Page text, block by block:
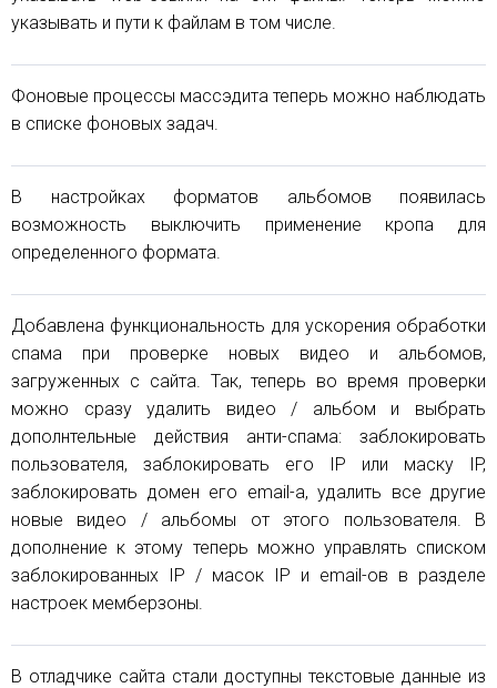
указывать и пути к файлам в том числе.
Фоновые процессы массэдита теперь можно наблюдать
в списке фоновых задач.
В настройках форматов альбомов появилась
возможность выключить применение кропа для
определенного формата.
Добавлена функциональность для ускорения обработки
спама при проверке новых видео и альбомов,
загруженных с сайта. Так, теперь во время проверки
можно сразу удалить видео / альбом и выбрать
дополнтельные действия анти-спама: заблокировать
пользователя, заблокировать его IP или маску IP,
заблокировать домен его email-а, удалить все другие
новые видео / альбомы от этого пользователя. В
дополнение к этому теперь можно управлять списком
заблокированных IP / масок IP и email-ов в разделе
настроек мемберзоны.
В отладчике сайта стали доступны текстовые данные из